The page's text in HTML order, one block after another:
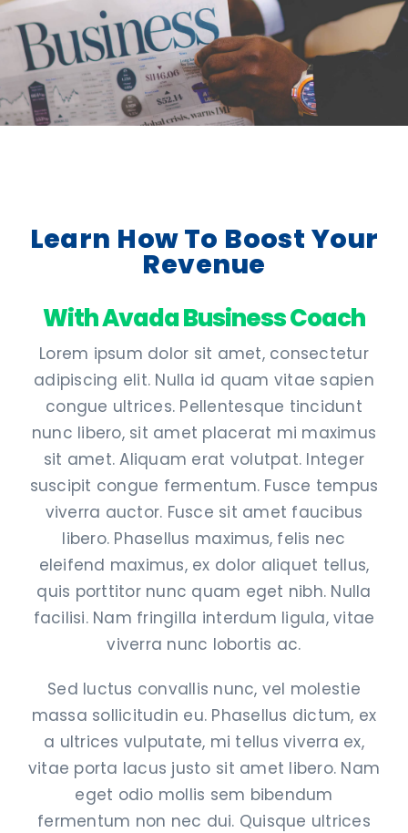
Learn How To Boost Your
Revenue
With Avada Business Coach
Lorem ipsum dolor sit amet, consectetur
adipiscing elit. Nulla id quam vitae sapien
congue ultrices. Pellentesque tincidunt
nunc libero, sit amet placerat mi maximus
sit amet. Aliquam erat volutpat. Integer
suscipit congue fermentum. Fusce tempus
viverra auctor. Fusce sit amet faucibus
libero. Phasellus maximus, felis nec
eleifend maximus, ex dolor aliquet tellus,
quis porttitor nunc quam eget nibh. Nulla
facilisi. Nam fringilla interdum ligula, vitae
viverra nunc lobortis ac.
Sed luctus convallis nunc, vel molestie
massa sollicitudin eu. Phasellus dictum, ex
a ultrices vulputate, mi tellus viverra ex,
vitae porta lacus justo sit amet libero. Nam
eget odio mollis sem bibendum
fermentum non nec dui. Quisque ultrices